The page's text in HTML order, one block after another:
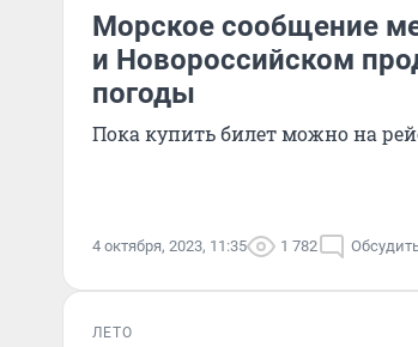
Морское сообщение
и Новороссийском
погоды
Пока купить билет можно на
4 октября, 2023, 11:35 1 782
ЛЕТО